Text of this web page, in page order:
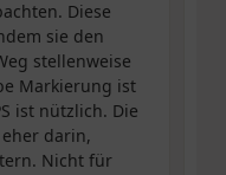
Diese
sie den
stellenweise
Markierung ist
ist nützlich. Die
darin,
Nicht für